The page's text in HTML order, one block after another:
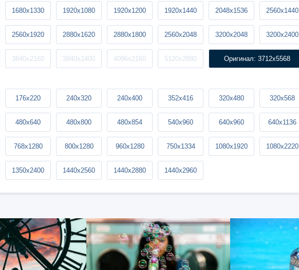
1680x1330 1920x1080 1920x1200 1920x1440 2048x1536 2560x1440
2560x1920 2880x1620 2880x1800 2560x2048 3200x2048 3200x2400
3840x2160 3840x2400 4096x2160 5120x2880 Оригинал: 3712x5568
176x220 240x320 240x400 352x416 320x480 320x568
480x640 480x800 480x854 540x960 640x960 640x1136
768x1280 800x1280 960x1280 750x1334 1080x1920 1080x2220
1350x2400 1440x2560 1440x2880 1440x2960